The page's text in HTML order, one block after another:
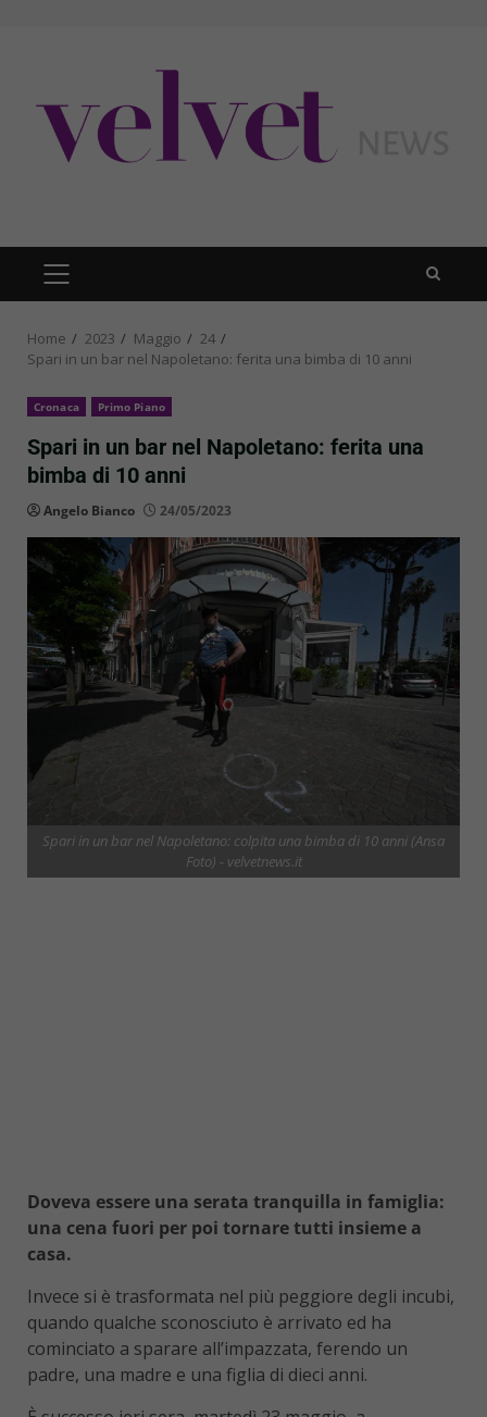
PRIMARY
MENU
Home 2023 Maggio
24
Spari in un bar nel Napoletano: ferita una bimba di 10 anni
Cronaca Primo Piano
Spari in un bar nel Napoletano: ferita una
bimba di 10 anni
Angelo Bianco 24/05/2023
Spari in un bar nel Napoletano: colpita una bimba di 10 anni (Ansa
Foto) - velvetnews.it
Doveva essere una serata tranquilla in famiglia:
una cena fuori per poi tornare tutti insieme a
casa.
Invece si è trasformata nel più peggiore degli incubi,
quando qualche sconosciuto è arrivato ed ha
cominciato a sparare all’impazzata, ferendo un
padre, una madre e una figlia di dieci anni.